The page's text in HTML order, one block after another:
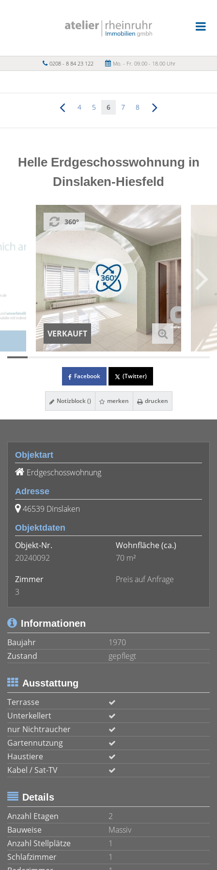
0208 - 8 84 23 122 Mo. - Fr. 09.00 - 18.00 Uhr
4 5 6 7 8
Helle Erdgeschosswohnung in
Dinslaken-Hiesfeld
VERKAUFT
360°
Facebook (Twitter)
Notizblock () merken drucken
Objektart
Erdgeschosswohnung
Adresse
46539 Dinslaken
Objektdaten
Objekt-Nr.
20240092
Wohnfläche (ca.)
70 m²
Zimmer
3
Preis auf Anfrage
Informationen
Baujahr
1970
Zustand
gepflegt
Ausstattung
Terrasse
Unterkellert
nur Nichtraucher
Gartennutzung
Haustiere
Kabel / Sat-TV
Details
Anzahl Etagen
2
Bauweise
Massiv
Anzahl Stellplätze
1
Schlafzimmer
1